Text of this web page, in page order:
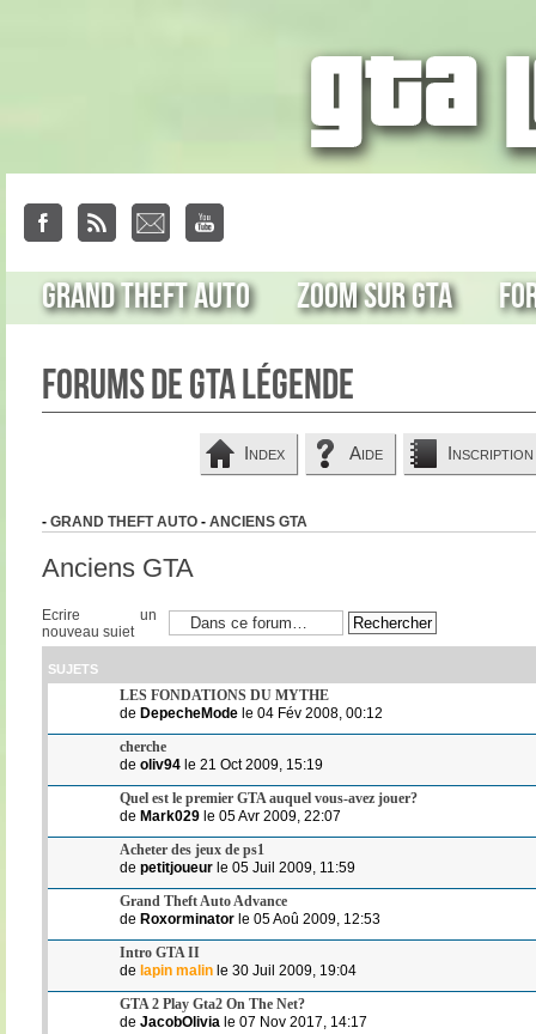
Grand Theft Auto Zoom sur GTA
Forums de GTA Légende
Index Aide Inscription
- GRAND THEFT AUTO - ANCIENS GTA
Anciens GTA
Ecrire un
nouveau sujet
SUJETS
LES FONDATIONS DU MYTHE
de DepecheModele 04 Fév 2008, 00:12
cherche
de oliv94le 21 Oct 2009, 15:19
Quel est le premier GTA auquel vous-avez jouer?
de Mark029le 05 Avr 2009, 22:07
Acheter des jeux de ps1
de petitjoueurle 05 Juil 2009, 11:59
Grand Theft Auto Advance
de Roxorminatorle 05 Aoû 2009, 12:53
Intro GTA II
de lapin malinle 30 Juil 2009, 19:04
GTA 2 Play Gta2 On The Net?
de JacobOlivia le 07 Nov 2017, 14:17